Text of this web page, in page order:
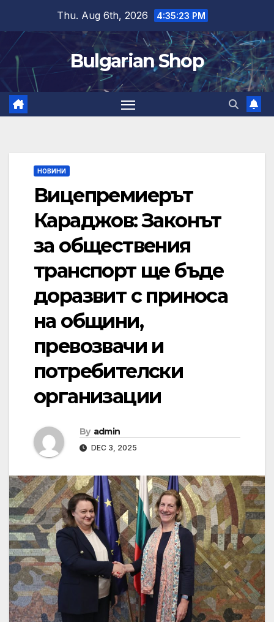
content
Thu. Aug 6th, 2026 4:35:24 PM
Bulgarian Shop
НОВИНИ
Вицепремиерът
Караджов: Законът
за обществения
транспорт ще бъде
доразвит с приноса
на общини,
превозвачи и
потребителски
организации
By admin
DEC 3, 2025